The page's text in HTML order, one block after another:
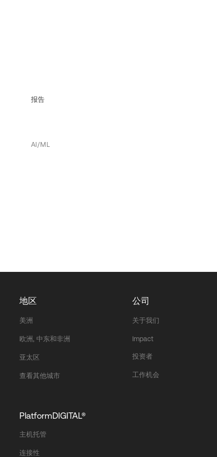
报告
AI/ML
地区
美洲
欧洲, 中东和非洲
亚太区
查看其他城市
公司
关于我们
Impact
投资者
工作机会
PlatformDIGITAL®
主机托管
连接性